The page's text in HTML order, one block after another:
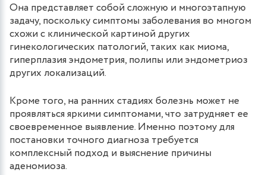
Она представляет собой сложную и многоэтапную
задачу, поскольку симптомы заболевания во многом
схожи с клинической картиной других
гинекологических патологий, таких как миома,
гиперплазия эндометрия, полипы или эндометриоз
других локализаций.
Кроме того, на ранних стадиях болезнь может не
проявляться яркими симптомами, что затрудняет ее
своевременное выявление. Именно поэтому для
постановки точного диагноза требуется
комплексный подход и выяснение причины
аденомиоза.